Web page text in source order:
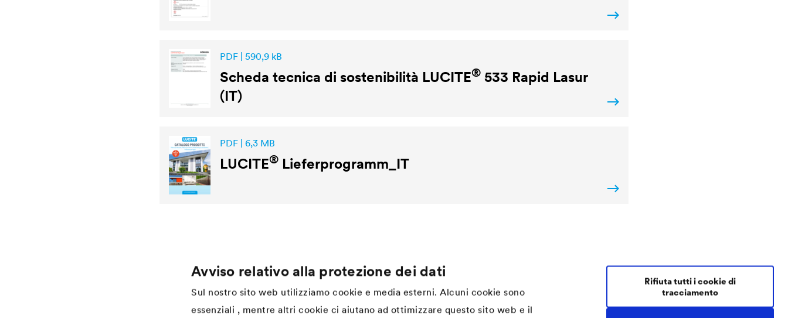
Avviso relativo alla protezione dei dati
Sul nostro sito web utilizziamo cookie e media esterni. Alcuni cookie sono
essenziali , mentre altri cookie ci aiutano ad ottimizzare questo sito web e il
Rifiuta tutti i cookie di
tracciamento
PDF | 590,9 kB
Scheda tecnica di sostenibilità LUCITE® 533 Rapid Lasur
(IT)
PDF | 6,3 MB
LUCITE® Lieferprogramm_IT
Referenze
Innovazione
coatings@doerken.de